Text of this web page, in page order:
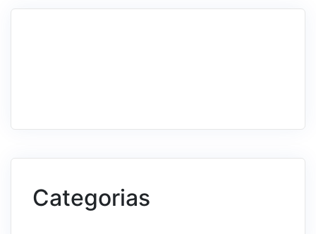
Categorias